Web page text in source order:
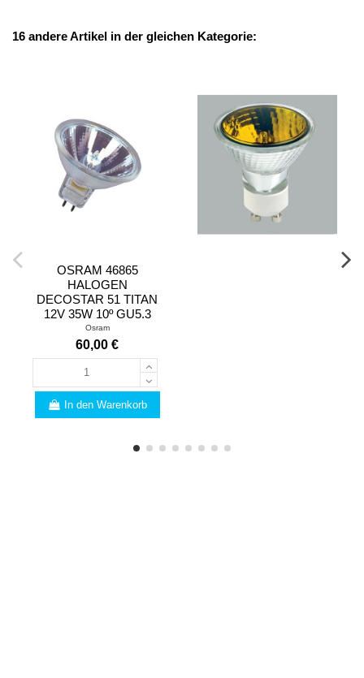
16 andere Artikel in der gleichen Kategorie:
OSRAM 46865
HALOGEN
DECOSTAR 51 TITAN
12V 35W 10º GU5.3
Osram
60,00 €
In den Warenkorb